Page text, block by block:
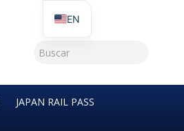
JAPAN RAIL PASS
EN